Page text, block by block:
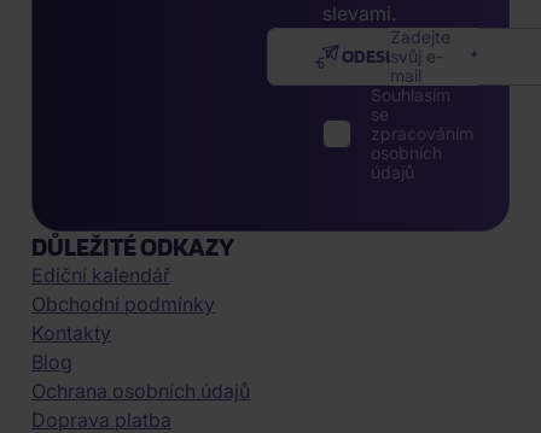
slevami.
Zadejte
svůj e-
mail
ODESLAT
Souhlasím
se
zpracováním
osobních
údajů
DŮLEŽITÉ ODKAZY
Ediční kalendář
Obchodní podmínky
Kontakty
Blog
Ochrana osobních údajů
Doprava platba